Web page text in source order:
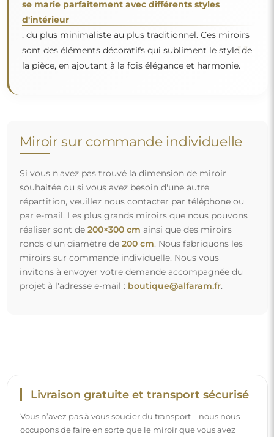
se marie parfaitement avec différents styles
d'intérieur
, du plus minimaliste au plus traditionnel. Ces miroirs
sont des éléments décoratifs qui subliment le style de
la pièce, en ajoutant à la fois élégance et harmonie."
Miroir sur commande individuelle
Si vous n'avez pas trouvé la dimension de miroir
souhaitée ou si vous avez besoin d'une autre
répartition, veuillez nous contacter par téléphone ou
par e-mail. Les plus grands miroirs que nous pouvons
réaliser sont de 200×300 cm ainsi que des miroirs
ronds d'un diamètre de 200 cm. Nous fabriquons les
miroirs sur commande individuelle. Nous vous
invitons à envoyer votre demande accompagnée du
projet à l'adresse e-mail : boutique@alfaram.fr.
Livraison gratuite et transport sécurisé
Vous n’avez pas à vous soucier du transport – nous nous
occupons de faire en sorte que le miroir que vous avez